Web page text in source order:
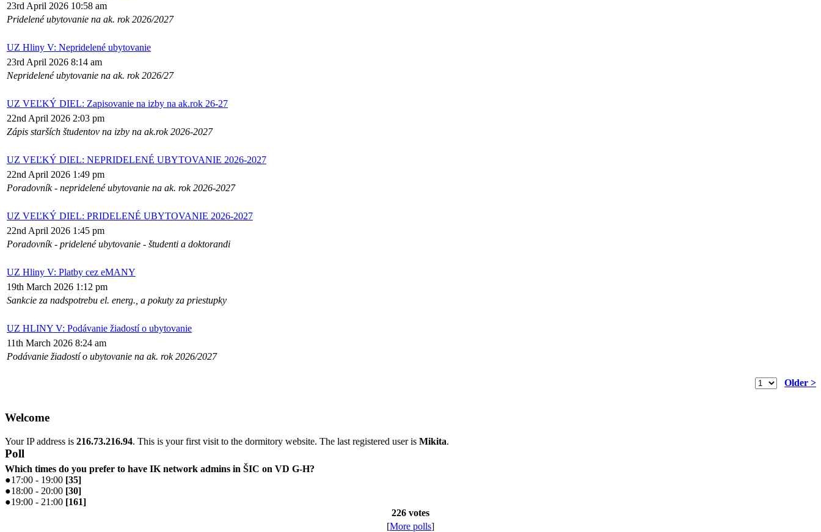
23rd April 2026 10:58 am
Pridelené ubytovanie na ak. rok 2026/2027
UZ Hliny V: Nepridelené ubytovanie
23rd April 2026 8:14 am
Nepridelené ubytovanie na ak. rok 2026/27
UZ VEĽKÝ DIEL: Zapisovanie na izby na ak.rok 26-27
22nd April 2026 2:03 pm
Zápis starších študentov na izby na ak.rok 2026-2027
UZ VEĽKÝ DIEL: NEPRIDELENÉ UBYTOVANIE 2026-2027
22nd April 2026 1:49 pm
Poradovník - nepridelené ubytovanie na ak. rok 2026-2027
UZ VEĽKÝ DIEL: PRIDELENÉ UBYTOVANIE 2026-2027
22nd April 2026 1:45 pm
Poradovník - pridelené ubytovanie - študenti a doktorandi
UZ Hliny V: Platby cez eMANY
19th March 2026 1:12 pm
Sankcie za nadspotrebu el. energ., a pokuty za priestupky
UZ HLINY V: Podávanie žiadostí o ubytovanie
11th March 2026 8:24 am
Podávanie žiadostí o ubytovanie na ak. rok 2026/2027
Older >
Welcome
Your IP address is 216.73.216.94. This is your first visit to the dormitory website. The last registered user is Mikita.
Poll
Which times do you prefer to have IK network admins in ŠIC on VD G-H?
●17:00 - 19:00 [35]
●18:00 - 20:00 [30]
●19:00 - 21:00 [161]
226 votes
[More polls]